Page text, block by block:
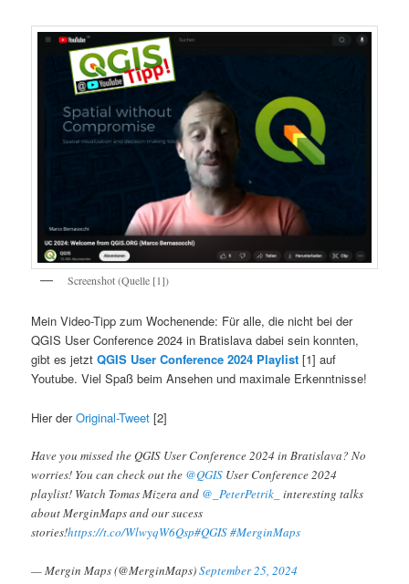
Screenshot (Quelle [1])
Mein Video-Tipp zum Wochenende: Für alle, die nicht bei der
QGIS User Conference 2024 in Bratislava dabei sein konnten,
gibt es jetzt QGIS User Conference 2024 Playlist [1] auf
Youtube. Viel Spaß beim Ansehen und maximale Erkenntnisse!
Hier derOriginal-Tweet [2]
Have you missed the QGIS User Conference 2024 in Bratislava? No
worries! You can check out the @QGIS User Conference 2024
playlist! Watch Tomas Mizera and @_PeterPetrik_ interesting talks
about MerginMaps and our sucess
stories!https://t.co/WlwyqW6Qsp#QGIS#MerginMaps
— Mergin Maps (@MerginMaps)September 25, 2024